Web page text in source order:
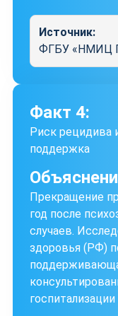
Источник:
ФГБУ «НМИЦ
Факт 4:
Риск рецидива
поддержка
Прекращение
год после
случаев.
здоровья (РФ)
госпитализации